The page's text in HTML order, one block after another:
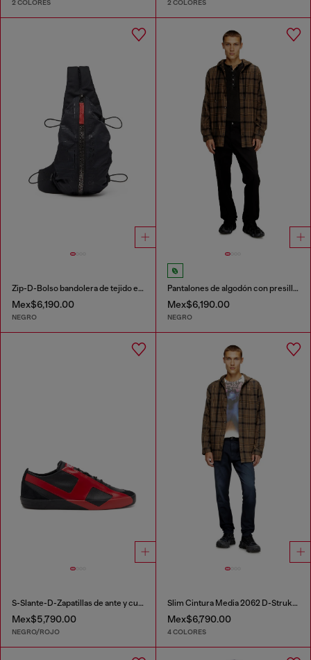
2 COLORES 2 COLORES
Zip-D-Bolso bandolera de tejido exterior de jacquard a cuadros
Mex$6,190.00
NEGRO
Pantalones de algodón con presilla utilitaria
Mex$6,190.00
NEGRO
S-Slante-D-Zapatillas de ante y cuero con logotipo D
Mex$5,790.00
NEGRO/ROJO
Slim Cintura Media 2062 D-Strukt Joggjeans®
Mex$6,790.00
4 COLORES